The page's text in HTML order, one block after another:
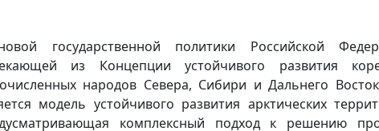
государственной политики Российской
из Концепции устойчивого развития
народов Севера, Сибири и Дальнего
модель устойчивого развития арктических
комплексный подход к решению